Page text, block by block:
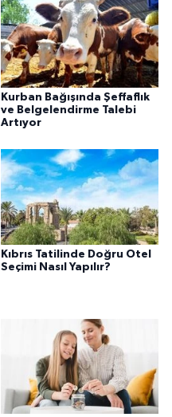
Kurban Bağışında Şeffaflık
ve Belgelendirme Talebi
Artıyor
Kıbrıs Tatilinde Doğru Otel
Seçimi Nasıl Yapılır?